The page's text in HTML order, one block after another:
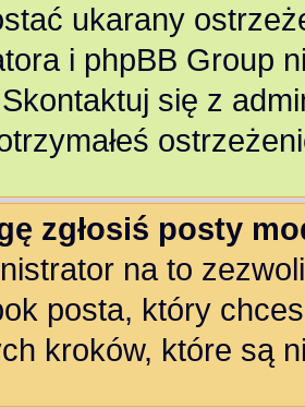
ukarany
i phpBB Group
się z
zgłosiś posty
na to
posta, który
kroków, które są